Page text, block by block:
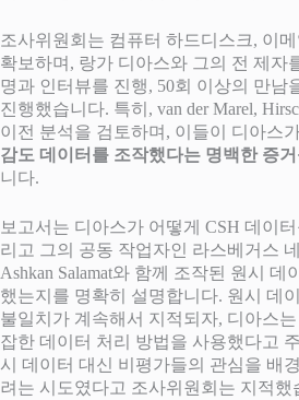
조사위원회는 컴퓨터 하드디스크, 이
확보하며, 랑가 디아스와 그의 전 제자
명과 인터뷰를 진행, 50회 이상의 만남
진행했습니다. 특히, van der Marel,
이전 분석을 검토하며, 이들이 디아스
감도 데이터를 조작했다는 명백한 증거
니다.
보고서는 디아스가 어떻게 CSH 데이
리고 그의 공동 작업자인 라스베거스
Ashkan Salamat와 함께 조작된 원시 데
했는지를 명확히 설명합니다. 원시 데
불일치가 계속해서 지적되자, 디아스
잡한 데이터 처리 방법을 사용했다고
시 데이터 대신 비평가들의 관심을 배
려는 시도였다고 조사위원회는 지적했